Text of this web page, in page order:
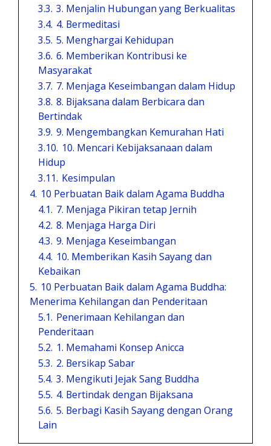
3.3. 3. Menjalin Hubungan yang Berkualitas
3.4. 4. Bermeditasi
3.5. 5. Menghargai Kehidupan
3.6. 6. Memberikan Kontribusi ke
Masyarakat
3.7. 7. Menjaga Keseimbangan dalam Hidup
3.8. 8. Bijaksana dalam Berbicara dan
Bertindak
3.9. 9. Mengembangkan Kemurahan Hati
3.10. 10. Mencari Kebijaksanaan dalam
Hidup
3.11. Kesimpulan
4. 10 Perbuatan Baik dalam Agama Buddha
4.1. 7. Menjaga Pikiran tetap Jernih
4.2. 8. Menjaga Harga Diri
4.3. 9. Menjaga Keseimbangan
4.4. 10. Memberikan Kasih Sayang dan
Kebaikan
5. 10 Perbuatan Baik dalam Agama Buddha:
Menerima Kehilangan dan Penderitaan
5.1. Penerimaan Kehilangan dan
Penderitaan
5.2. 1. Memahami Konsep Anicca
5.3. 2. Bersikap Sabar
5.4. 3. Mengikuti Jejak Sang Buddha
5.5. 4. Bertindak dengan Bijaksana
5.6. 5. Berbagi Kasih Sayang dengan Orang
Lain